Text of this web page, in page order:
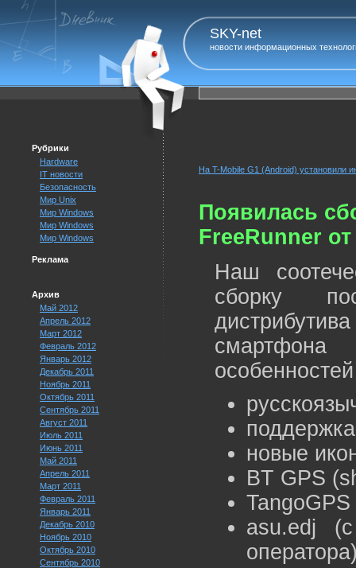
SKY-net
новости информационных
Рубрики
Hardware
IT новости
Безопасность
Мир Unix
Мир Windows
Мир Windows
Мир Windows
Реклама
Архив
Май 2012
Апрель 2012
Март 2012
Февраль 2012
Январь 2012
Декабрь 2011
Ноябрь 2011
Октябрь 2011
Сентябрь 2011
Август 2011
Июль 2011
Июнь 2011
Май 2011
Апрель 2011
Март 2011
Февраль 2011
Январь 2011
Декабрь 2010
Ноябрь 2010
Октябрь 2010
Сентябрь 2010
На T-Mobile G1 (Android) установили
Появилась
FreeRunner
Наш
сборку
смартфона
новые
BT GPS
asu.edj